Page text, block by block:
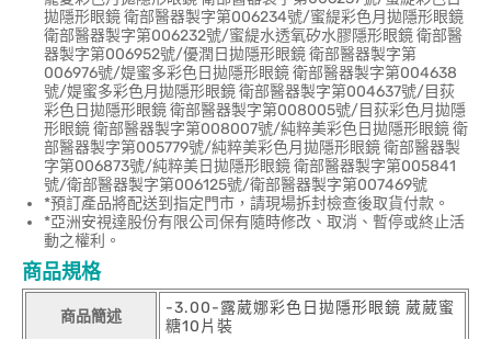
拋隱形眼鏡 衛部醫器製字第006234號/蜜緹彩色月拋隱形眼鏡
衛部醫器製字第006232號/蜜緹水透氧矽水膠隱形眼鏡 衛部醫
器製字第006952號/優潤日拋隱形眼鏡 衛部醫器製字第
006976號/媞蜜多彩色日拋隱形眼鏡 衛部醫器製字第004638
號/媞蜜多彩色月拋隱形眼鏡 衛部醫器製字第004637號/目荻
彩色日拋隱形眼鏡 衛部醫器製字第008005號/目荻彩色月拋隱
形眼鏡 衛部醫器製字第008007號/純粹美彩色日拋隱形眼鏡 衛
部醫器製字第005779號/純粹美彩色月拋隱形眼鏡 衛部醫器製
字第006873號/純粹美日拋隱形眼鏡 衛部醫器製字第005841
號/衛部醫器製字第006125號/衛部醫器製字第007469號
*預訂產品將配送到指定門市，請現場拆封檢查後取貨付款。
*亞洲安視達股份有限公司保有隨時修改、取消、暫停或終止活
動之權利。
商品規格
商品簡述
-3.00-露葳娜彩色日拋隱形眼鏡 葳葳蜜
糖10片裝